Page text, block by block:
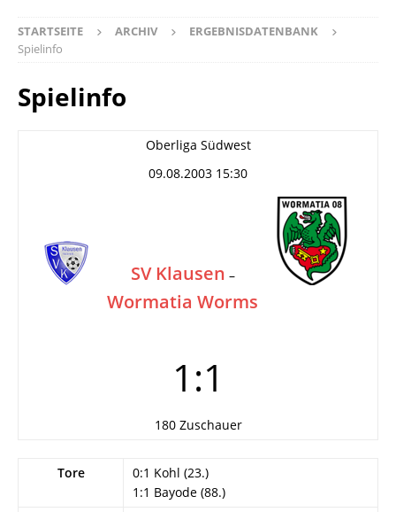
STARTSEITE ARCHIV
ERGEBNISDATENBANK
Spielinfo
Spielinfo
Oberliga Südwest
09.08.2003 15:30
SV Klausen –
Wormatia Worms
1:1
180 Zuschauer
Tore
0:1 Kohl (23.)
1:1 Bayode (88.)